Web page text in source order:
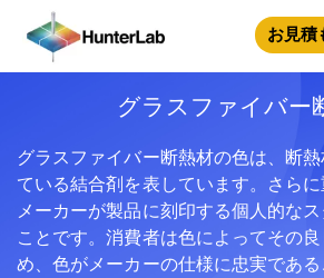
お見積
Fiberglass Insulation
グラスファイバー
グラスファイバー断熱材の色は、断
ている結合剤を表しています。さら
メーカーが製品に刻印する個人的な
ことです。消費者は色によってその
め、色がメーカーの仕様に忠実であ